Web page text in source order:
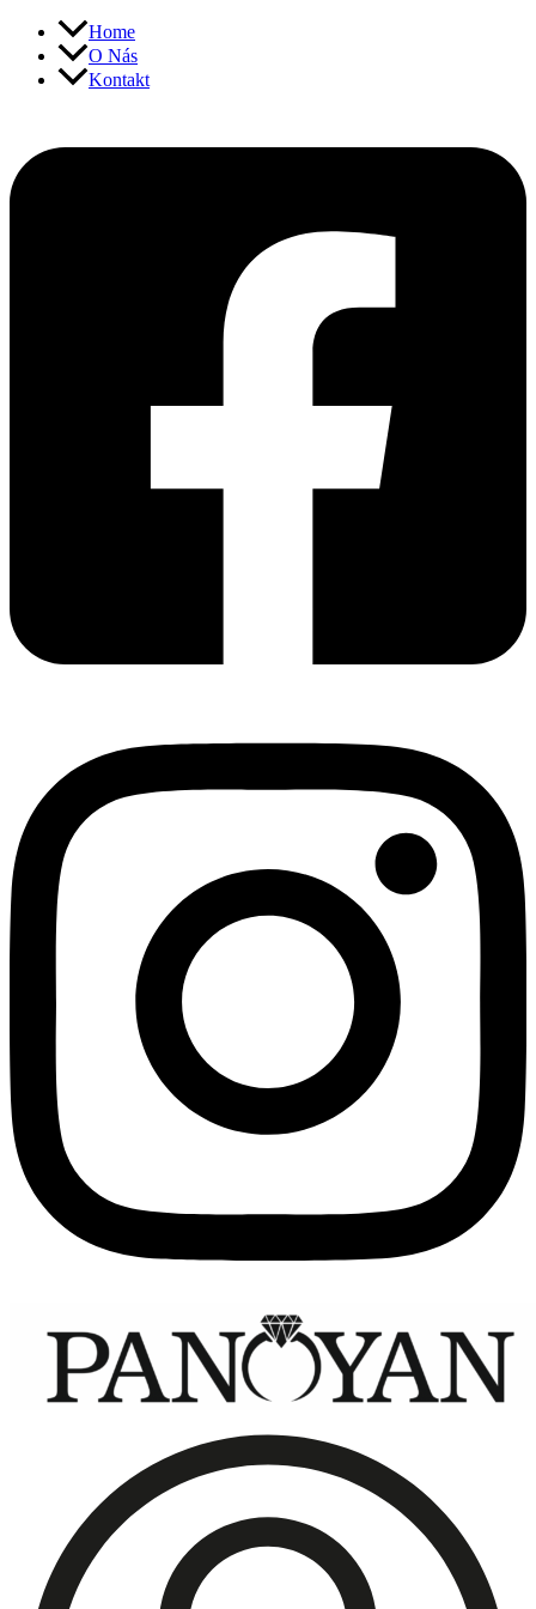
Přeskočit Home
O Nás
Kontakt